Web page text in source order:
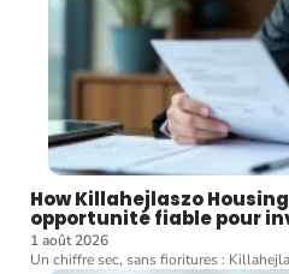
How Killahejlaszo
opportunité fiable pour
1 août 2026
Un chiffre sec, sans fioritures :